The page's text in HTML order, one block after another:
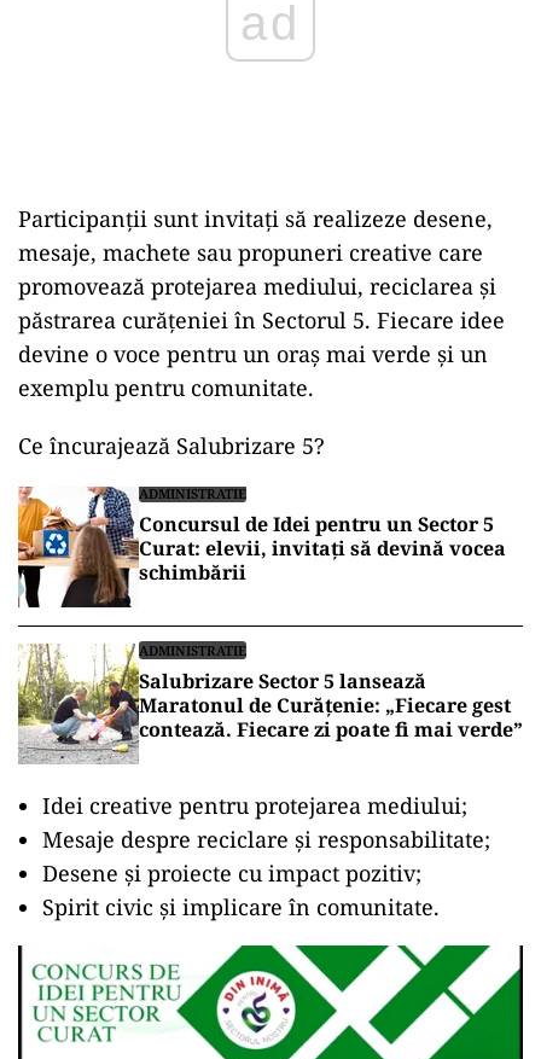
Participanții sunt invitați să realizeze desene,
mesaje, machete sau propuneri creative care
promovează protejarea mediului, reciclarea și
păstrarea curățeniei în Sectorul 5. Fiecare idee
devine o voce pentru un oraș mai verde și un
exemplu pentru comunitate.
Ce încurajează Salubrizare 5?
ADMINISTRATIE
Concursul de Idei pentru un Sector 5
Curat: elevii, invitați să devină vocea
schimbării
ADMINISTRATIE
Salubrizare Sector 5 lansează
Maratonul de Curățenie: „Fiecare gest
contează. Fiecare zi poate fi mai verde”
Idei creative pentru protejarea mediului;
Mesaje despre reciclare și responsabilitate;
Desene și proiecte cu impact pozitiv;
Spirit civic și implicare în comunitate.